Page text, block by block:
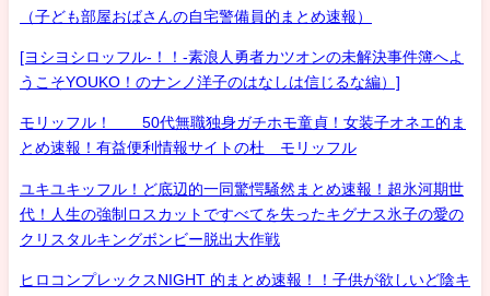
（子ども部屋おばさんの自宅警備員的まとめ速報）
[ヨシヨシロッフル-！！-素浪人勇者カツオンの未解決事件簿へよ
うこそYOUKO！のナンノ洋子のはなしは信じるな編）]
モリッフル！ 50代無職独身ガチホモ童貞！女装子オネエ的ま
とめ速報！有益便利情報サイトの杜 モリッフル
ユキユキッフル！ど底辺的一同驚愕騒然まとめ速報！超氷河期世
代！人生の強制ロスカットですべてを失ったキグナス氷子の愛の
クリスタルキングボンビー脱出大作戦
ヒロコンプレックスNIGHT 的まとめ速報！！子供が欲しいど陰キ